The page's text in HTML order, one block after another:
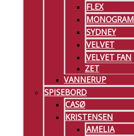
FLEX
MONOGRAM
SYDNEY
VELVET
VELVET FAN
ZET
VANNERUP
SPISEBORD
CASØ
KRISTENSEN
AMELIA